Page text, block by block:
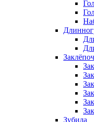
Зубила